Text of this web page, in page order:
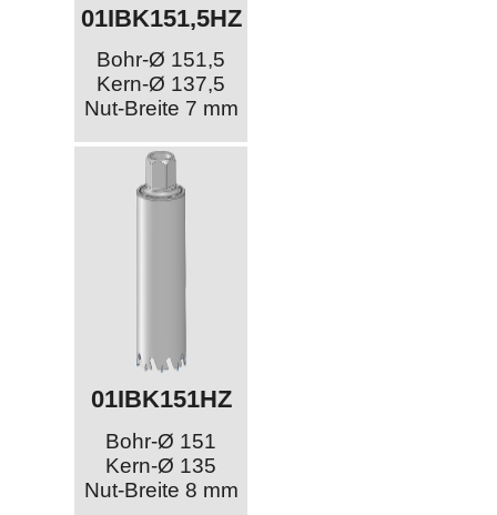
01IBK151,5HZ
Bohr-Ø 151,5
Kern-Ø 137,5
Nut-Breite 7 mm
01IBK151HZ
Bohr-Ø 151
Kern-Ø 135
Nut-Breite 8 mm